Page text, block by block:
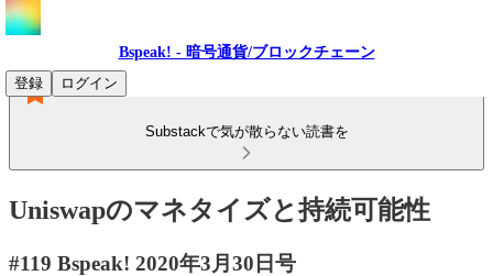
Bspeak! - 暗号通貨/ブロックチェーン
登録
ログイン
Substackで気が散らない読書を
Uniswapのマネタイズと持続可能性
#119 Bspeak! 2020年3月30日号